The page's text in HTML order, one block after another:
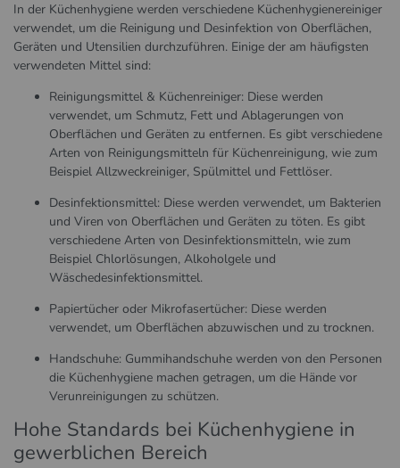
In der Küchenhygiene werden verschiedene Küchenhygienereiniger
verwendet, um die Reinigung und Desinfektion von Oberflächen,
Geräten und Utensilien durchzuführen. Einige der am häufigsten
verwendeten Mittel sind:
Reinigungsmittel & Küchenreiniger: Diese werden
verwendet, um Schmutz, Fett und Ablagerungen von
Oberflächen und Geräten zu entfernen. Es gibt verschiedene
Arten von Reinigungsmitteln für Küchenreinigung, wie zum
Beispiel Allzweckreiniger, Spülmittel und Fettlöser.
Desinfektionsmittel: Diese werden verwendet, um Bakterien
und Viren von Oberflächen und Geräten zu töten. Es gibt
verschiedene Arten von Desinfektionsmitteln, wie zum
Beispiel Chlorlösungen, Alkoholgele und
Wäschedesinfektionsmittel.
Papiertücher oder Mikrofasertücher: Diese werden
verwendet, um Oberflächen abzuwischen und zu trocknen.
Handschuhe: Gummihandschuhe werden von den Personen
die Küchenhygiene machen getragen, um die Hände vor
Verunreinigungen zu schützen.
Hohe Standards bei Küchenhygiene in
gewerblichen Bereich